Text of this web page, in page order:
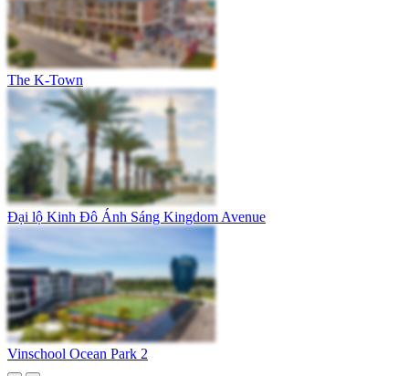
The K-Town
Đại lộ Kinh Đô Ánh Sáng Kingdom Avenue
Vinschool Ocean Park 2